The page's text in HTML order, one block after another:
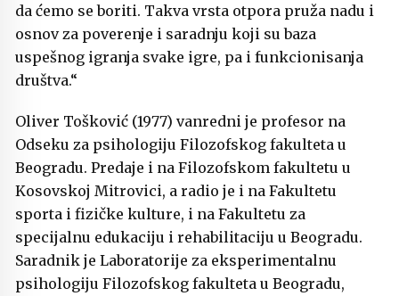
da ćemo se boriti. Takva vrsta otpora pruža nadu i
osnov za poverenje i saradnju koji su baza
uspešnog igranja svake igre, pa i funkcionisanja
društva.“
Oliver Tošković (1977) vanredni je profesor na
Odseku za psihologiju Filozofskog fakulteta u
Beogradu. Predaje i na Filozofskom fakultetu u
Kosovskoj Mitrovici, a radio je i na Fakultetu
sporta i fizičke kulture, i na Fakultetu za
specijalnu edukaciju i rehabilitaciju u Beogradu.
Saradnik je Laboratorije za eksperimentalnu
psihologiju Filozofskog fakulteta u Beogradu,